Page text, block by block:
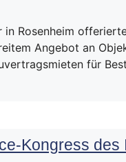
in Rosenheim
Angebot an
für
Kongress des